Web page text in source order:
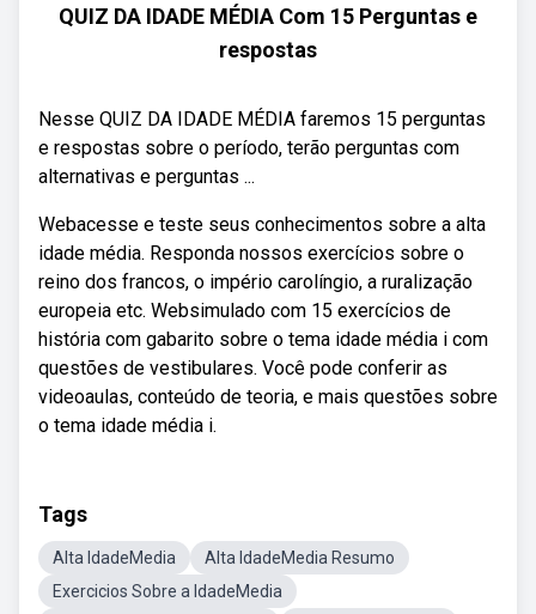
QUIZ DA IDADE MÉDIA Com 15 Perguntas e
respostas
Nesse QUIZ DA IDADE MÉDIA faremos 15 perguntas
e respostas sobre o período, terão perguntas com
alternativas e perguntas ...
Webacesse e teste seus conhecimentos sobre a alta
idade média. Responda nossos exercícios sobre o
reino dos francos, o império carolíngio, a ruralização
europeia etc. Websimulado com 15 exercícios de
história com gabarito sobre o tema idade média i com
questões de vestibulares. Você pode conferir as
videoaulas, conteúdo de teoria, e mais questões sobre
o tema idade média i.
Tags
Alta IdadeMedia
Alta IdadeMedia Resumo
Exercicios Sobre a IdadeMedia